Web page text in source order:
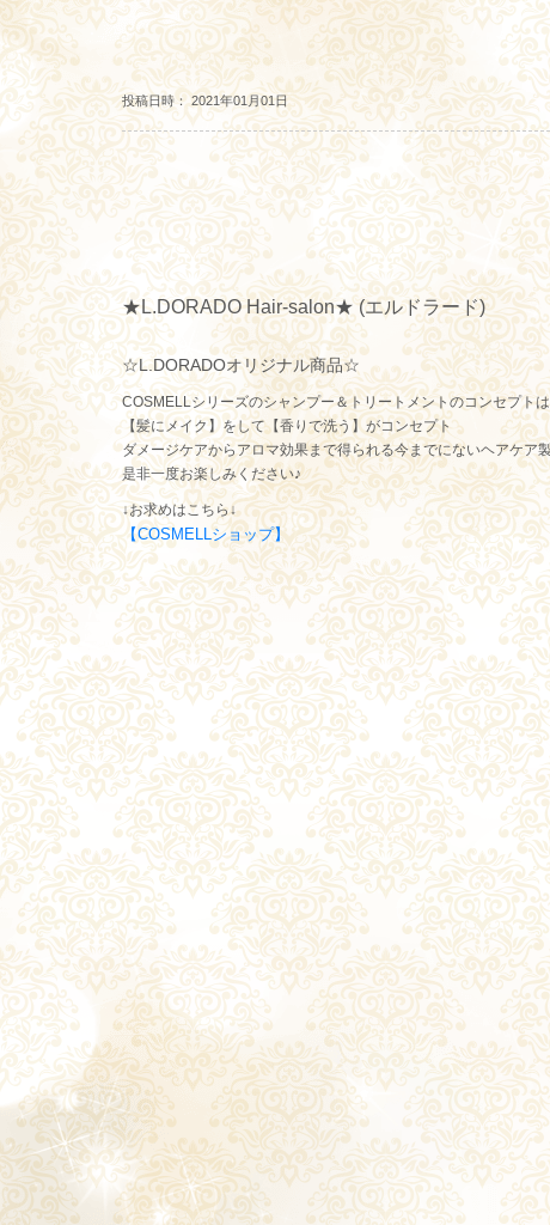
投稿日時： 2021年01月01日
★L.DORADO Hair-salon★ (エルドラード)
☆L.DORADOオリジナル商品☆
COSMELLシリーズのシャンプー＆トリートメントのコンセプトは
【髪にメイク】をして【香りで洗う】がコンセプト
ダメージケアからアロマ効果まで得られる今までにないヘアケア
是非一度お楽しみください♪
↓お求めはこちら↓
【COSMELLショップ】